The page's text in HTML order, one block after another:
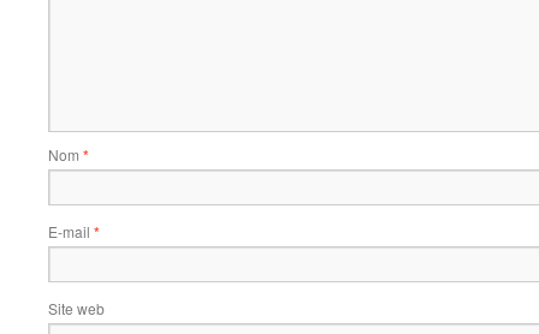
Nom *
E-mail *
Site web